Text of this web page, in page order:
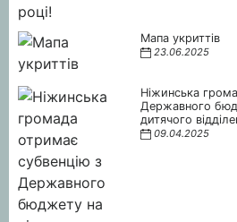
Мапа укриттів
23.06.2025
Ніжинська
Державного
дитячого
09.04.2025